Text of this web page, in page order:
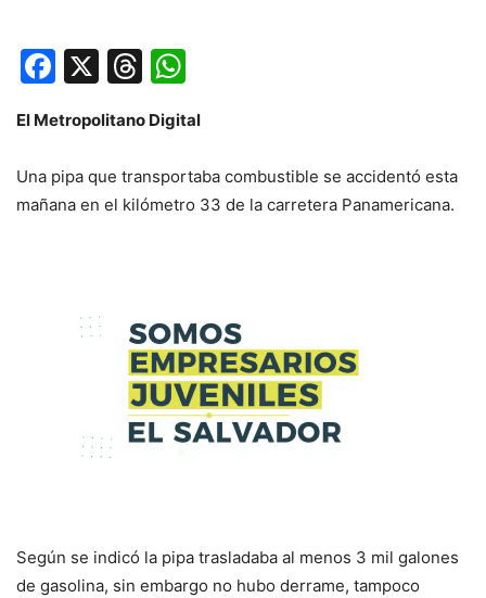
Facebook
X Threads
El Metropolitano Digital
Una pipa que transportaba combustible se accidentó esta
mañana en el kilómetro 33 de la carretera Panamericana.
Según se indicó la pipa trasladaba al menos 3 mil galones
de gasolina, sin embargo no hubo derrame, tampoco